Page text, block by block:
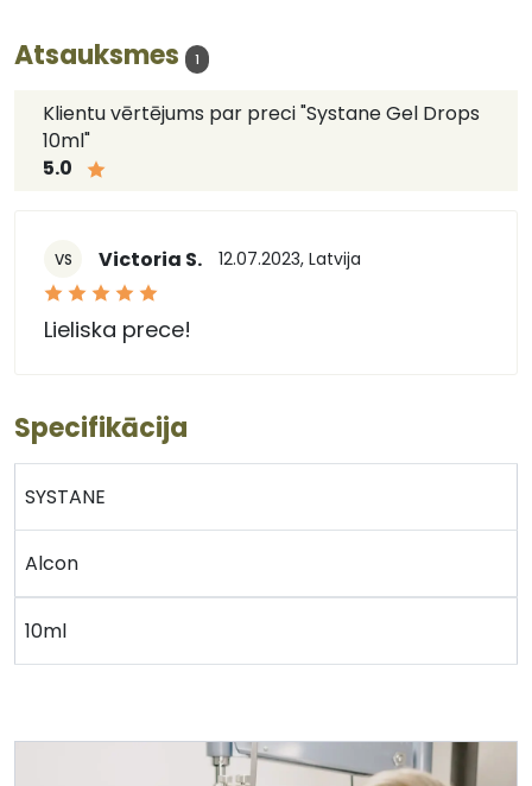
Atsauksmes 1
Klientu vērtējums par preci "Systane Gel Drops
10ml"
5.0
VS Victoria S. 12.07.2023, Latvija
Lieliska prece!
Specifikācija
SYSTANE
Alcon
10ml